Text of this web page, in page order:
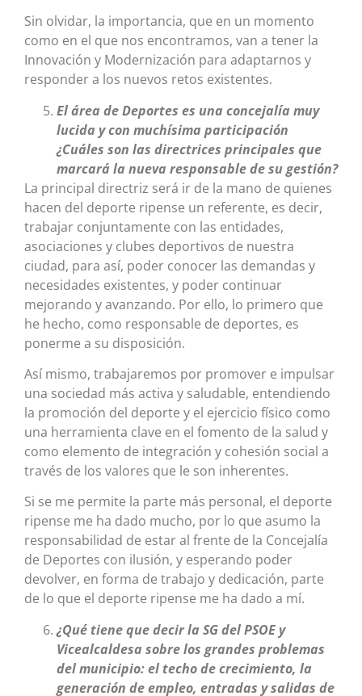
Sin olvidar, la importancia, que en un momento
como en el que nos encontramos, van a tener la
Innovación y Modernización para adaptarnos y
responder a los nuevos retos existentes.
El área de Deportes es una concejalía muy
lucida y con muchísima participación
¿Cuáles son las directrices principales que
marcará la nueva responsable de su gestión?
La principal directriz será ir de la mano de quienes
hacen del deporte ripense un referente, es decir,
trabajar conjuntamente con las entidades,
asociaciones y clubes deportivos de nuestra
ciudad, para así, poder conocer las demandas y
necesidades existentes, y poder continuar
mejorando y avanzando. Por ello, lo primero que
he hecho, como responsable de deportes, es
ponerme a su disposición.
Así mismo, trabajaremos por promover e impulsar
una sociedad más activa y saludable, entendiendo
la promoción del deporte y el ejercicio físico como
una herramienta clave en el fomento de la salud y
como elemento de integración y cohesión social a
través de los valores que le son inherentes.
Si se me permite la parte más personal, el deporte
ripense me ha dado mucho, por lo que asumo la
responsabilidad de estar al frente de la Concejalía
de Deportes con ilusión, y esperando poder
devolver, en forma de trabajo y dedicación, parte
de lo que el deporte ripense me ha dado a mí.
¿Qué tiene que decir la SG del PSOE y
Vicealcaldesa sobre los grandes problemas
del municipio: el techo de crecimiento, la
generación de empleo, entradas y salidas de